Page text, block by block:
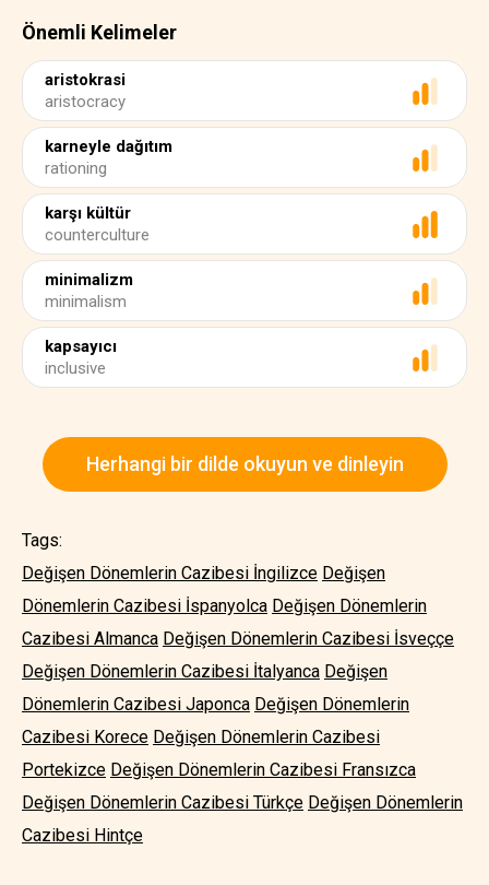
Önemli Kelimeler
aristokrasi
aristocracy
karneyle dağıtım
rationing
karşı kültür
counterculture
minimalizm
minimalism
kapsayıcı
inclusive
Herhangi bir dilde okuyun ve dinleyin
Tags:
Değişen Dönemlerin Cazibesi İngilizce Değişen
Dönemlerin Cazibesi İspanyolca Değişen Dönemlerin
Cazibesi Almanca Değişen Dönemlerin Cazibesi İsveççe
Değişen Dönemlerin Cazibesi İtalyanca Değişen
Dönemlerin Cazibesi Japonca Değişen Dönemlerin
Cazibesi Korece Değişen Dönemlerin Cazibesi
Portekizce Değişen Dönemlerin Cazibesi Fransızca
Değişen Dönemlerin Cazibesi Türkçe Değişen Dönemlerin
Cazibesi Hintçe